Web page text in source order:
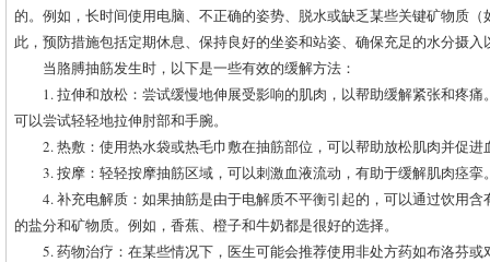
的。例如，长时间使用电脑、不正确的姿势、脱水或缺乏某些关键矿物质
此，预防措施包括定期休息、保持良好的坐姿和站姿、确保充足的水分摄
当胳膊抽筋发生时，以下是一些有效的缓解方法：
1. 拉伸和放松：尝试缓慢地伸展受影响的肌肉，以帮助缓解紧张和疼
可以尝试轻轻地拉伸肘部和手腕。
2. 热敷：使用热水袋或热毛巾敷在抽筋部位，可以帮助放松肌肉并促进
3. 按摩：轻轻按摩抽筋区域，可以刺激血液流动，有助于缓解肌肉痉挛
4. 补充电解质：如果抽筋是由于电解质不平衡引起的，可以通过饮用
的盐分和矿物质。例如，香蕉、橙子和牛奶都是很好的选择。
5. 药物治疗：在某些情况下，医生可能会推荐使用非处方药如布洛芬